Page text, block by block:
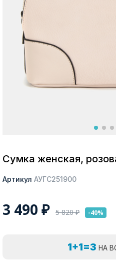
Сумка женская,
Артикул АУГС251900
3 490 ₽ 5 820₽ -40%
1+1=3 НА